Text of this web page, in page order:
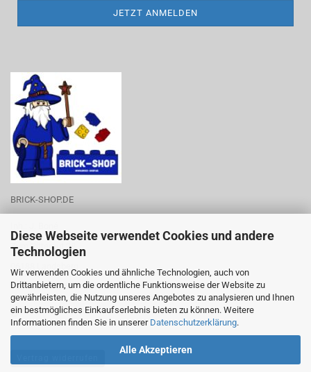
Diese Webseite verwendet Cookies und andere
Technologien
Wir verwenden Cookies und ähnliche Technologien, auch von
Drittanbietern, um die ordentliche Funktionsweise der Website zu
gewährleisten, die Nutzung unseres Angebotes zu analysieren und Ihnen
ein bestmögliches Einkaufserlebnis bieten zu können. Weitere
Informationen finden Sie in unserer Datenschutzerklärung.
Alle Akzeptieren
BRICK-SHOP.DE
Zum Rittergut 28
06188 Landsberg
Tel.-Nr.: 0176-53788219